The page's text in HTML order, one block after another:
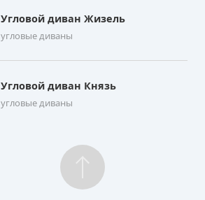
Угловой диван Жизель
угловые диваны
Угловой диван Князь
угловые диваны